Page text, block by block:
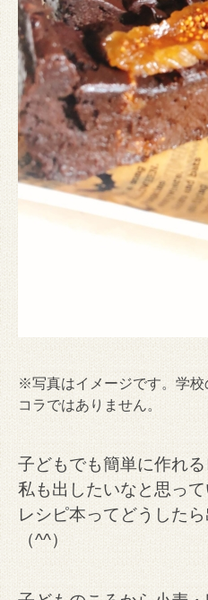
※写真はイメージです。学校
コラではありません。
子どもでも簡単に作れる
私も出したいなと思って
レシピ本ってどうした
（^^）